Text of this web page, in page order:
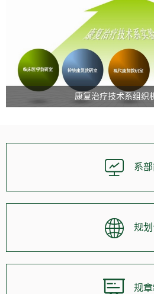
康复治疗技术系组织
系
规
规